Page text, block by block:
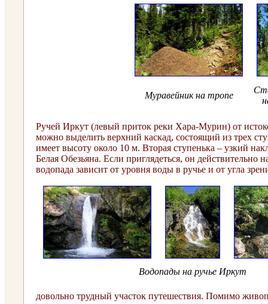
Муравейник на тропе
Ручей Иркут (левый приток реки Хара-Мурин) от
можно выделить верхний каскад, состоящий из трех
имеет высоту около 10 м. Вторая ступенька – узкий
Белая Обезьяна. Если приглядеться, он
водопада зависит от уровня воды в ручье и от угла
Водопады на ручье Иркут
довольно трудный участок путешествия. Помимо